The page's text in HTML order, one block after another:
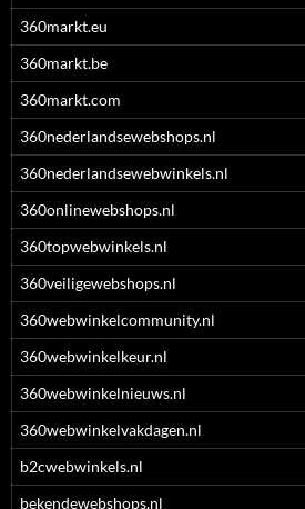
360markt.eu
360markt.be
360markt.com
360nederlandsewebshops.nl
360nederlandsewebwinkels.nl
360onlinewebshops.nl
360topwebwinkels.nl
360veiligewebshops.nl
360webwinkelcommunity.nl
360webwinkelkeur.nl
360webwinkelnieuws.nl
360webwinkelvakdagen.nl
b2cwebwinkels.nl
bekendewebshops.nl